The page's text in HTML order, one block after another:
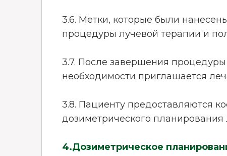
3.6. Метки, которые были
процедуры лучевой терапии и
3.7. После завершения
необходимости приглашается
3.8. Пациенту предоставляются
дозиметрического планирования
4.Дозиметрическое